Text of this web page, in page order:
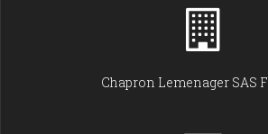
Chapron Lemenager SAS